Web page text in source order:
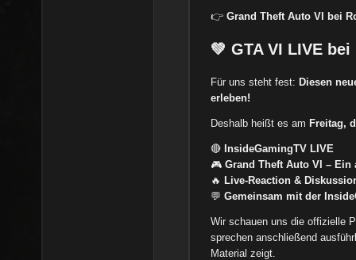
👉Grand Theft Auto VI bei
💚 GTA VI LIVE
Für uns steht fest:Diesen
erleben!
Deshalb heißt es amFreitag,
🔴InsideGamingTV LIVE
🎮Grand Theft Auto VI –
🔥Live-Reaction &
💬Gemeinsam mit der
Wir schauen uns die offizielle
sprechen anschließend
Material zeigt.